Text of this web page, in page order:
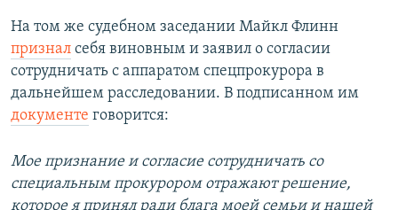
На том же судебном заседании Майкл Флинн
признал себя виновным и заявил о согласии
сотрудничать с аппаратом спецпрокурора в
дальнейшем расследовании. В подписанном им
документе говорится:
Мое признание и согласие сотрудничать со
специальным прокурором отражают решение,
которое я принял ради блага моей семьи и нашей